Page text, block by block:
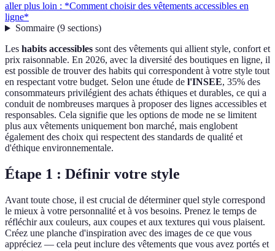
aller plus loin : *Comment choisir des vêtements accessibles en
ligne*
Sommaire(9 sections)
Les habits accessibles sont des vêtements qui allient style, confort et
prix raisonnable. En 2026, avec la diversité des boutiques en ligne, il
est possible de trouver des habits qui correspondent à votre style tout
en respectant votre budget. Selon une étude de l'INSEE, 35% des
consommateurs privilégient des achats éthiques et durables, ce qui a
conduit de nombreuses marques à proposer des lignes accessibles et
responsables. Cela signifie que les options de mode ne se limitent
plus aux vêtements uniquement bon marché, mais englobent
également des choix qui respectent des standards de qualité et
d'éthique environnementale.
Étape 1 : Définir votre style
Avant toute chose, il est crucial de déterminer quel style correspond
le mieux à votre personnalité et à vos besoins. Prenez le temps de
réfléchir aux couleurs, aux coupes et aux textures qui vous plaisent.
Créez une planche d'inspiration avec des images de ce que vous
appréciez — cela peut inclure des vêtements que vous avez portés et